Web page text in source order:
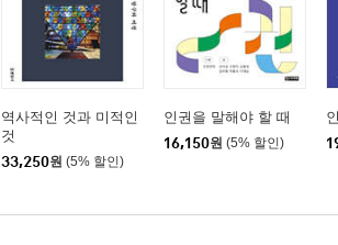
역사적인 것과 미적인
것
33,250원 (5% 할인)
인권을 말해야 할 때
16,150원 (5% 할인)